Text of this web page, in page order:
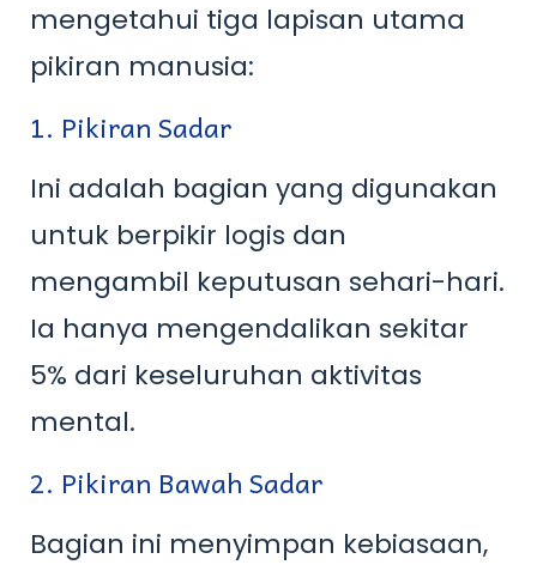
mengetahui tiga lapisan utama
pikiran manusia:
1. Pikiran Sadar
Ini adalah bagian yang digunakan
untuk berpikir logis dan
mengambil keputusan sehari-hari.
Ia hanya mengendalikan sekitar
5% dari keseluruhan aktivitas
mental.
2. Pikiran Bawah Sadar
Bagian ini menyimpan kebiasaan,